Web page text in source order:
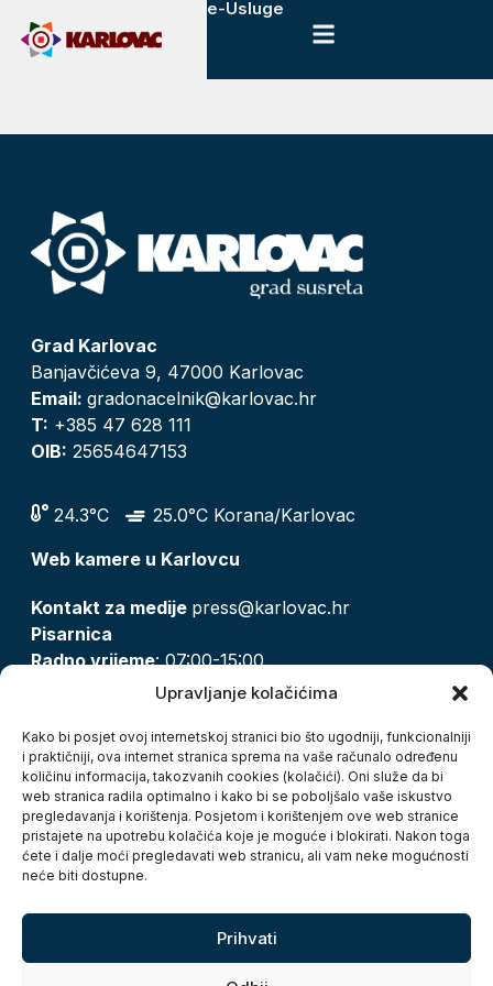
Upravljanje kolačićima
Kako bi posjet ovoj internetskoj stranici bio što ugodniji, funkcionalniji
i praktičniji, ova internet stranica sprema na vaše računalo određenu
količinu informacija, takozvanih cookies (kolačići). Oni služe da bi
web stranica radila optimalno i kako bi se poboljšalo vaše iskustvo
pregledavanja i korištenja. Posjetom i korištenjem ove web stranice
pristajete na upotrebu kolačića koje je moguće i blokirati. Nakon toga
ćete i dalje moći pregledavati web stranicu, ali vam neke mogućnosti
neće biti dostupne.
Prihvati
e-Usluge
Grad Karlovac
Banjavčićeva 9, 47000 Karlovac
Email: gradonacelnik@karlovac.hr
T: +385 47 628 111
OIB: 25654647153
24.3°C
25.0°C Korana/Karlovac
Web kamere u Karlovcu
Kontakt za medije press@karlovac.hr
Pisarnica
Radno vrijeme: 07:00-15:00
pisarnica@karlovac.hr
Zaštita osobnih podataka
Pristup informacijama
Kolačići
Izjava o pristupačnosti
Turistička zajednica grada Karlovca